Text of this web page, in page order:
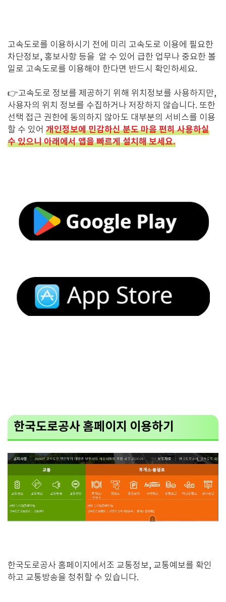
고속도로를 이용하시기 전에 미리 고속도로 이용에 필요한
차단정보, 홍보사항 등을 알 수 있어 급한 업무나 중요한 볼
일로 고속도로를 이용해야 한다면 반드시 확인하세요.
👉고속도로 정보를 제공하기 위해 위치정보를 사용하지만,
사용자의 위치 정보를 수집하거나 저장하지 않습니다. 또한
선택 접근 권한에 동의하지 않아도 대부분의 서비스를 이용
할 수 있어 개인정보에 민감하신 분도 마음 편히 사용하실
수 있으니 아래에서 앱을 빠르게 설치해 보세요.
한국도로공사 홈페이지 이용하기
한국도로공사 홈페이지에서조 교통정보, 교통예보를 확인
하고 교통방송을 청취할 수 있습니다.